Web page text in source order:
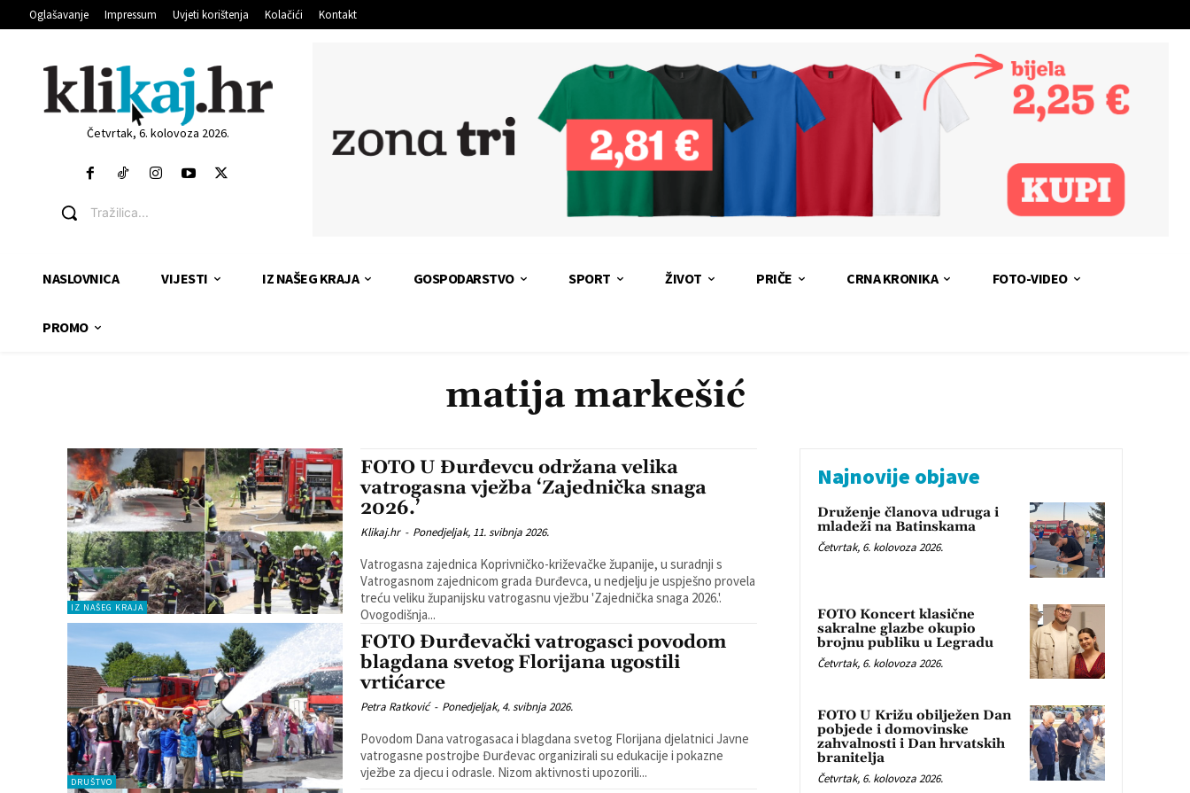
Oglašavanje Impressum Uvjeti korištenja Kolačići Kontakt
Četvrtak, 6. kolovoza 2026.
Tražilica...
NASLOVNICA VIJESTI IZ NAŠEG KRAJA GOSPODARSTVO SPORT ŽIVOT PRIČE CRNA KRONIKA FOTO-VIDEO
PROMO
matija markešić
IZ NAŠEG KRAJA
FOTO U Đurđevcu održana velika
vatrogasna vježba ‘Zajednička snaga
2026.’
Klikaj.hr - Ponedjeljak, 11. svibnja 2026.
Vatrogasna zajednica Koprivničko-križevačke županije, u suradnji s
Vatrogasnom zajednicom grada Đurđevca, u nedjelju je uspješno provela
treću veliku županijsku vatrogasnu vježbu 'Zajednička snaga 2026.'.
Ovogodišnja...
DRUŠTVO
FOTO Đurđevački vatrogasci povodom
blagdana svetog Florijana ugostili
vrtićarce
Petra Ratković - Ponedjeljak, 4. svibnja 2026.
Povodom Dana vatrogasaca i blagdana svetog Florijana djelatnici Javne
vatrogasne postrojbe Đurđevac organizirali su edukacije i pokazne
vježbe za djecu i odrasle. Nizom aktivnosti upozorili...
Najnovije objave
Druženje članova udruga i
mladeži na Batinskama
Četvrtak, 6. kolovoza 2026.
FOTO Koncert klasične
sakralne glazbe okupio
brojnu publiku u Legradu
Četvrtak, 6. kolovoza 2026.
FOTO U Križu obilježen Dan
pobjede i domovinske
zahvalnosti i Dan hrvatskih
branitelja
Četvrtak, 6. kolovoza 2026.